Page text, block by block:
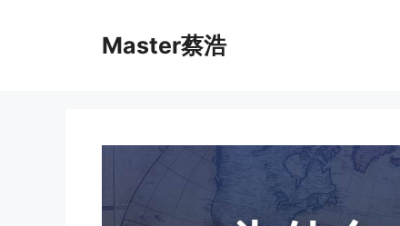
Master蔡浩